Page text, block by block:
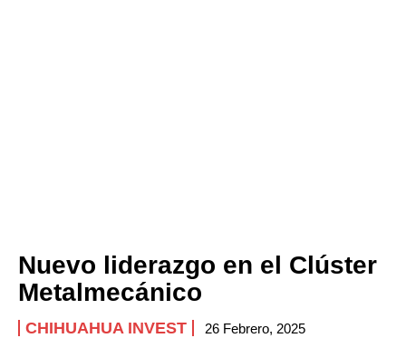
Nuevo liderazgo en el Clúster
Metalmecánico
CHIHUAHUA INVEST 26 Febrero, 2025